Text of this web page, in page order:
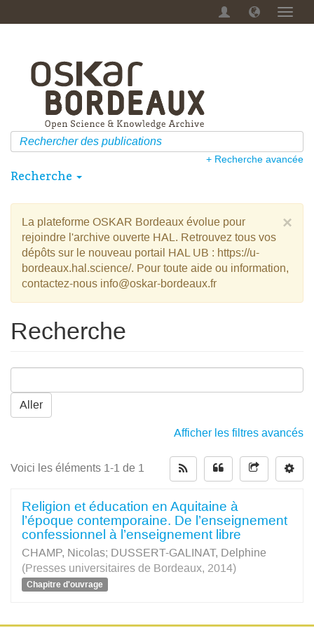
Menu
+ Recherche avancée
Recherche
×
La plateforme OSKAR Bordeaux évolue pour
rejoindre l'archive ouverte HAL. Retrouvez tous vos
dépôts sur le nouveau portail HAL UB : https://u-
bordeaux.hal.science/. Pour toute aide ou information,
contactez-nous info@oskar-bordeaux.fr
Recherche
Aller
Afficher les filtres avancés
Voici les éléments 1-1 de 1
Religion et éducation en Aquitaine à
l’époque contemporaine. De l’enseignement
confessionnel à l’enseignement libre
CHAMP, Nicolas; DUSSERT-GALINAT, Delphine
(Presses universitaires de Bordeaux, 2014)
Chapitre d'ouvrage